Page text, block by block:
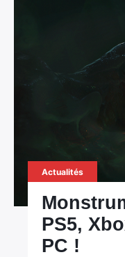
Actualités
PS5,
PC !